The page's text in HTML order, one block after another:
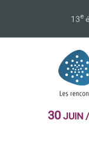
13e
30JUIN /